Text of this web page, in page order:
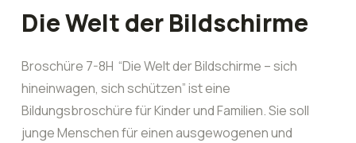
Die Welt der Bildschirme
Broschüre 7-8H “Die Welt der Bildschirme – sich
hineinwagen, sich schützen” ist eine
Bildungsbroschüre für Kinder und Familien. Sie soll
junge Menschen für einen ausgewogenen und